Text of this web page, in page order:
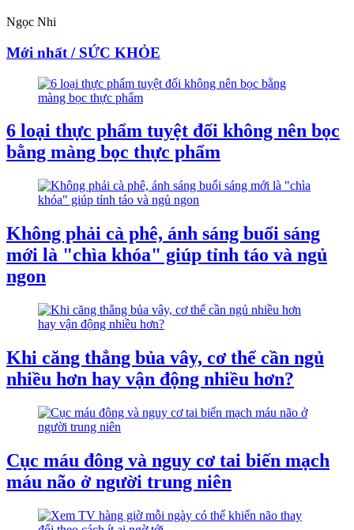
Ngọc Nhi
Mới nhất / SỨC KHỎE
6 loại thực phẩm tuyệt đối không nên bọc
bằng màng bọc thực phẩm
Không phải cà phê, ánh sáng buổi sáng
mới là "chìa khóa" giúp tỉnh táo và ngủ
ngon
Khi căng thẳng bủa vây, cơ thể cần ngủ
nhiều hơn hay vận động nhiều hơn?
Cục máu đông và nguy cơ tai biến mạch
máu não ở người trung niên